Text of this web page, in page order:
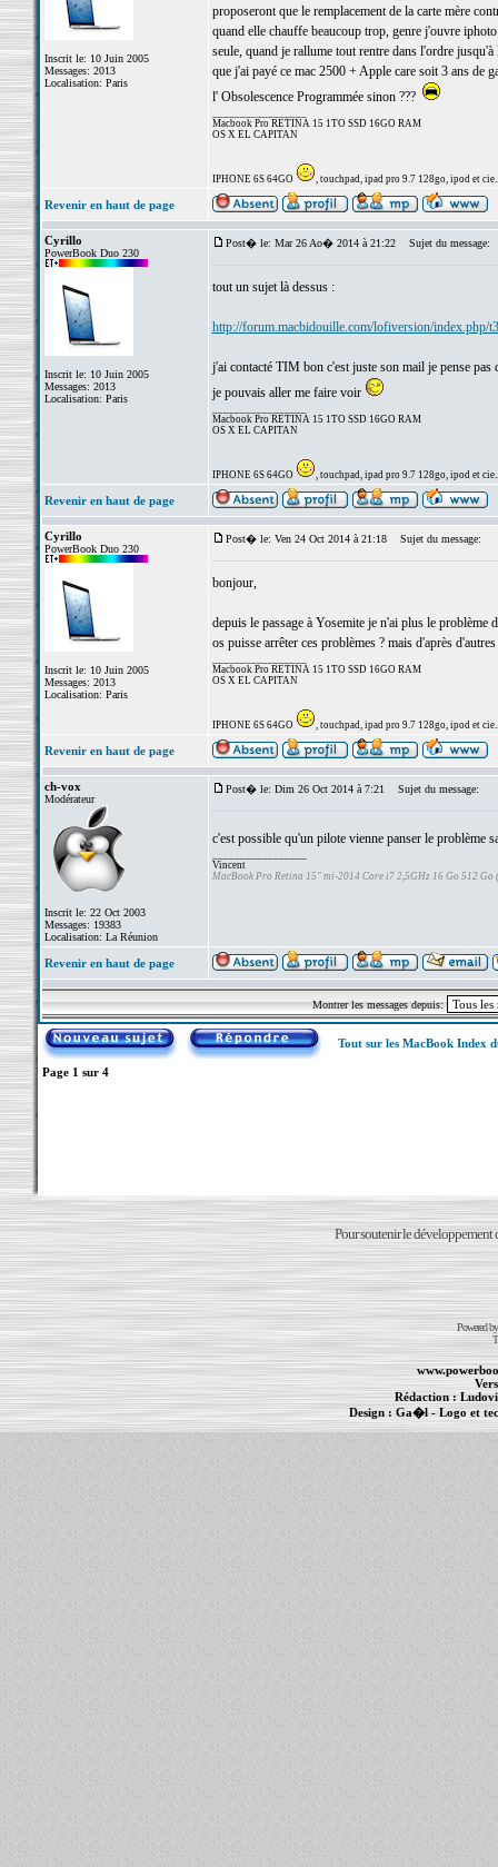
Inscrit le: 10 Juin 2005
Messages: 2013
Localisation: Paris
proposeront que le remplacement de la carte mère
quand elle chauffe beaucoup trop, genre j'ouvre
seule, quand je rallume tout rentre dans l'ordre
que j'ai payé ce mac 2500 + Apple care soit 3 ans de
l' Obsolescence Programmée sinon ???
Macbook Pro RETINA 15 1TO SSD 16GO RAM
OS X EL CAPITAN
IPHONE 6S 64GO , touchpad, ipad pro 9.7 128go, ipod et
Revenir en haut de page
Cyrillo
PowerBook Duo 230
Inscrit le: 10 Juin 2005
Messages: 2013
Localisation: Paris
Post� le: Mar 26 Ao� 2014 à 21:22 Sujet du message:
tout un sujet là dessus :
http://forum.macbidouille.com/lofiversion/index.php/
j'ai contacté TIM bon c'est juste son mail je pense pas
je pouvais aller me faire voir
Macbook Pro RETINA 15 1TO SSD 16GO RAM
OS X EL CAPITAN
IPHONE 6S 64GO , touchpad, ipad pro 9.7 128go, ipod et
Revenir en haut de page
Cyrillo
PowerBook Duo 230
Inscrit le: 10 Juin 2005
Messages: 2013
Localisation: Paris
Post� le: Ven 24 Oct 2014 à 21:18 Sujet du message:
bonjour,
depuis le passage à Yosemite je n'ai plus le
os puisse arrêter ces problèmes ? mais d'après
Macbook Pro RETINA 15 1TO SSD 16GO RAM
OS X EL CAPITAN
IPHONE 6S 64GO , touchpad, ipad pro 9.7 128go, ipod et
Revenir en haut de page
ch-vox
Modérateur
Inscrit le: 22 Oct 2003
Messages: 19383
Localisation: La Réunion
Post� le: Dim 26 Oct 2014 à 7:21 Sujet du message:
c'est possible qu'un pilote vienne panser le problème
Vincent
MacBook Pro Retina 15" mi-2014 Core i7 2,5GHz 16 Go 512 Go
Revenir en haut de page
Montrer les messages depuis:
Tout sur les MacBook Index
Page 1 sur 4
Pour soutenir le développement
Powered
Rédaction :
Design : Ga�l- Logo et
Informations : PowerBook -